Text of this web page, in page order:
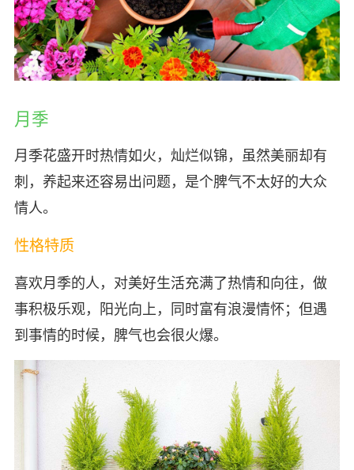
月季
月季花盛开时热情如火，灿烂似锦，虽然美丽却有
刺，养起来还容易出问题，是个脾气不太好的大众
情人。
性格特质
喜欢月季的人，对美好生活充满了热情和向往，做
事积极乐观，阳光向上，同时富有浪漫情怀；但遇
到事情的时候，脾气也会很火爆。